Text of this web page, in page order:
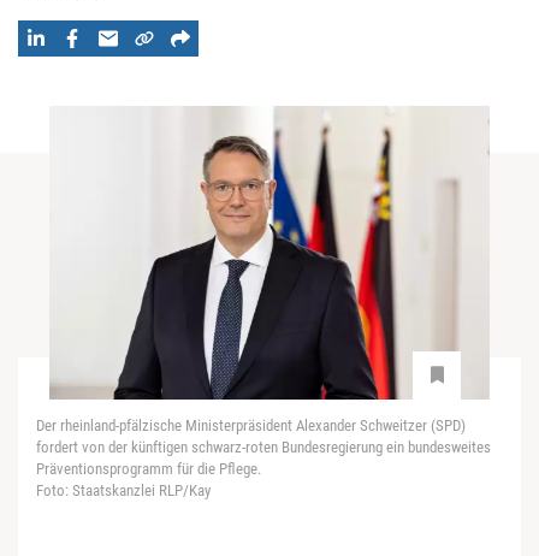
Der rheinland-pfälzische Ministerpräsident Alexander Schweitzer (SPD)
fordert von der künftigen schwarz-roten Bundesregierung ein bundesweites
Präventionsprogramm für die Pflege.
Foto: Staatskanzlei RLP/Kay